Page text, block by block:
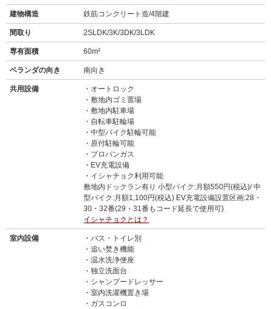
建物構造 鉄筋コンクリート造/4階建
間取り 2SLDK/3K/3DK/3LDK
専有面積 60m²
ベランダの向き 南向き
共用設備
オートロック
敷地内ゴミ置場
敷地内駐車場
自転車駐輪場
中型バイク駐輪可能
原付駐輪可能
プロパンガス
EV充電設備
イシャチョク利用可能
敷地内ドックラン有り 小型バイク:月額550円(税込)/ 中
型バイク:月額1,100円(税込) EV充電設備設置区画:28・
30・32番(29・31番もコード延長で使用可)
イシャチョクとは？
室内設備
バス・トイレ別
追い焚き機能
温水洗浄便座
独立洗面台
シャンプードレッサー
室内洗濯機置き場
ガスコンロ